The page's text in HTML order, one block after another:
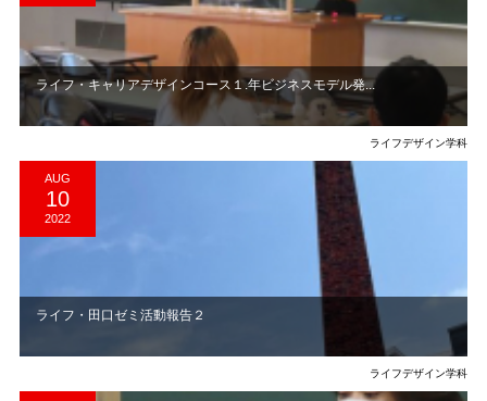
ライフ・キャリアデザインコース１.年ビジネスモデル発...
ライフデザイン学科
AUG
10
2022
ライフ・田口ゼミ活動報告２
ライフデザイン学科